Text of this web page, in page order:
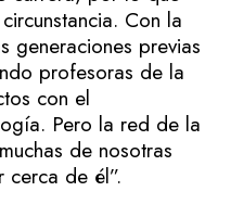
Con la
generaciones previas
profesoras de la
con el
Pero la red de la
de nosotras
cerca de él”.